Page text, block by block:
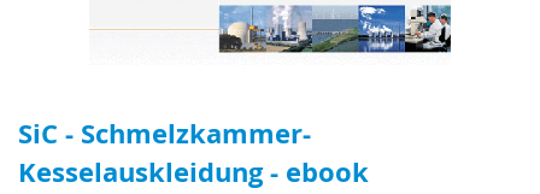
SiC - Schmelzkammer-
Kesselauskleidung - ebook